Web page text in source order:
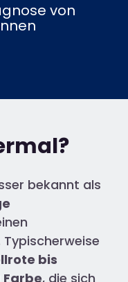
von
bekannt als
bis
, die sich